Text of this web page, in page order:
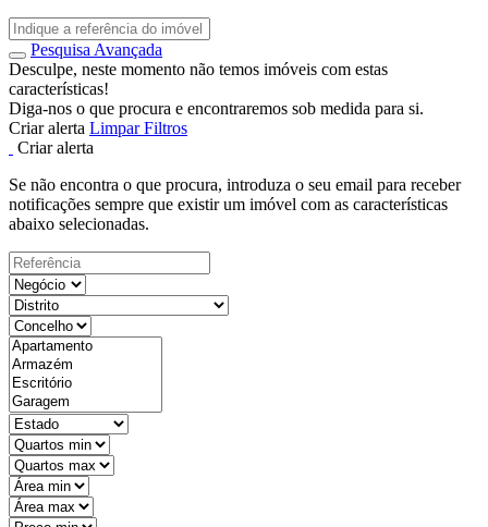
Pesquisa Avançada
Desculpe, neste momento não temos imóveis com estas
características!
Diga-nos o que procura e encontraremos sob medida para si.
Criar alerta Limpar Filtros
Criar alerta
Se não encontra o que procura, introduza o seu email para receber
notificações sempre que existir um imóvel com as características
abaixo selecionadas.